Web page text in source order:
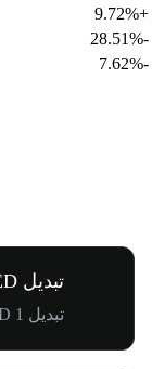
+9.72%
-28.51%
-7.62%
تبدیل KLED به PHP
تبدیل 1 KLED به ₱0.6137